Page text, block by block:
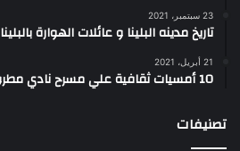
23 سبتمبر، 2021
تاريخ مدينه البلينا و عائلات الهوارة بالبلينا
21 أبريل، 2021
10 أمسيات ثقافية علي مسرح نادي مطروح الإجتماعي في رمضان
تصنيفات